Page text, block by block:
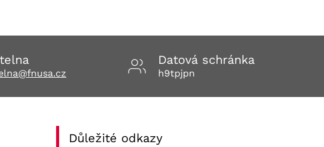
Datová schránka
h9tpjpn
Důležité odkazy